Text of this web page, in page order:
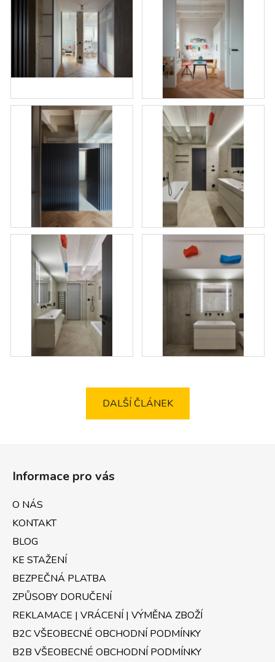
DALŠÍ ČLÁNEK
Informace pro vás
O NÁS
KONTAKT
BLOG
KE STAŽENÍ
BEZPEČNÁ PLATBA
ZPŮSOBY DORUČENÍ
REKLAMACE | VRÁCENÍ | VÝMĚNA ZBOŽÍ
B2C VŠEOBECNÉ OBCHODNÍ PODMÍNKY
B2B VŠEOBECNÉ OBCHODNÍ PODMÍNKY